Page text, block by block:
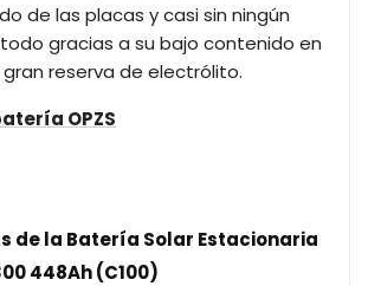
de las placas y casi sin ningún
gracias a su bajo contenido en
reserva de electrólito.
OPZS
de la Batería Solar Estacionaria
448Ah (C100)